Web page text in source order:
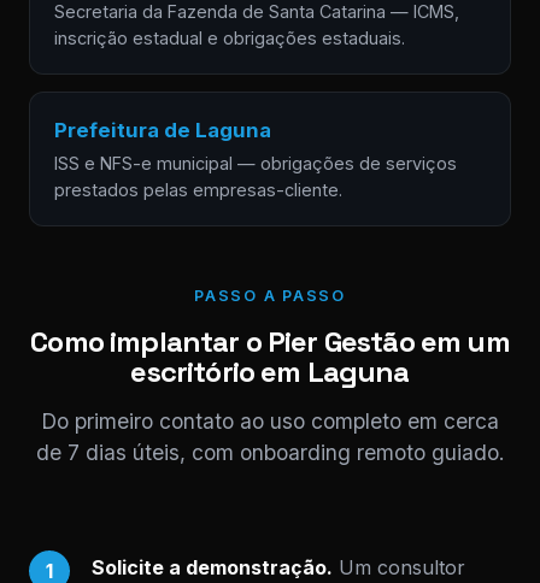
Secretaria da Fazenda de Santa Catarina — ICMS,
inscrição estadual e obrigações estaduais.
Prefeitura de Laguna
ISS e NFS-e municipal — obrigações de serviços
prestados pelas empresas-cliente.
PASSO A PASSO
Como implantar o Pier Gestão em um
escritório em Laguna
Do primeiro contato ao uso completo em cerca
de 7 dias úteis, com onboarding remoto guiado.
1 Solicite a demonstração. Um consultor